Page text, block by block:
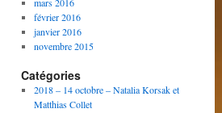
février 2016
janvier 2016
novembre 2015
Catégories
2018 – 14 octobre – Natalia Korsak et
Matthias Collet